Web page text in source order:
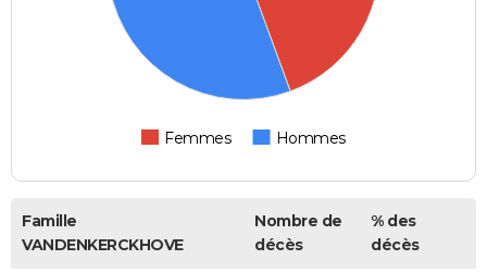
Femmes Hommes
Famille
VANDENKERCKHOVE
Nombre de
décès
% des
décès